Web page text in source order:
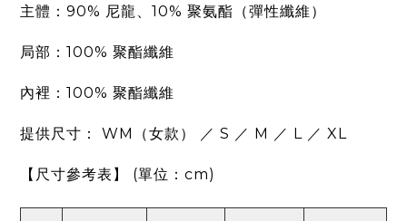
主體：90% 尼龍、10% 聚氨酯（彈性纖維）
局部：100% 聚酯纖維
內裡：100% 聚酯纖維
提供尺寸： WM（女款） ／ S ／ M ／ L ／ XL
【尺寸參考表】 (單位：cm)